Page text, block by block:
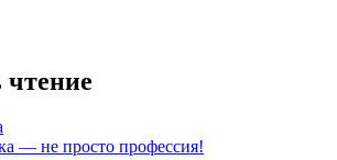
— не просто профессия!